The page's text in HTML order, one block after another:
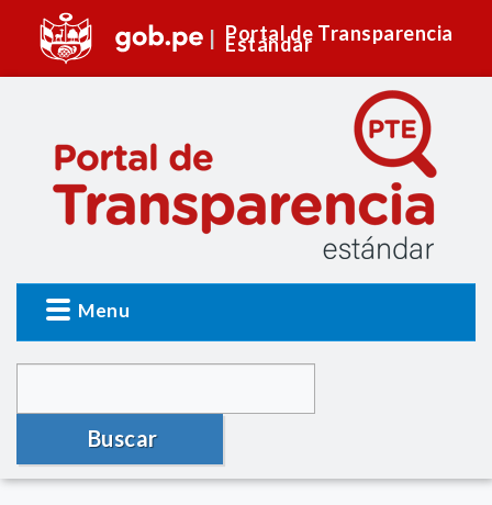
Portal de Transparencia
Estándar
Menu
Buscar